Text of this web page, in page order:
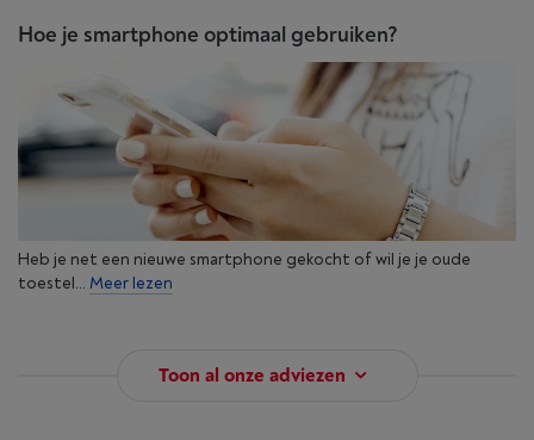
Hoe je smartphone optimaal gebruiken?
Heb je net een nieuwe smartphone gekocht of wil je je oude
toestel... Meer lezen
Toon al onze adviezen